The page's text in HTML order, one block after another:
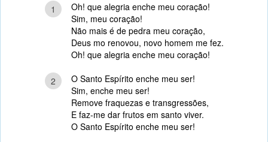
1
Oh! que alegria enche meu coração!
Sim, meu coração!
Não mais é de pedra meu coração,
Deus mo renovou, novo homem me fez.
Oh! que alegria enche meu coração!
2
O Santo Espírito enche meu ser!
Sim, enche meu ser!
Remove fraquezas e transgressões,
E faz-me dar frutos em santo viver.
O Santo Espírito enche meu ser!